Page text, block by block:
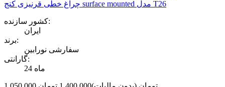
چراغ خطی قرنیزی کنج surface mounted مدل T26
کشور سازنده:
ایران
برند:
سفارشی نورابین
گارانتی:
24 ماه